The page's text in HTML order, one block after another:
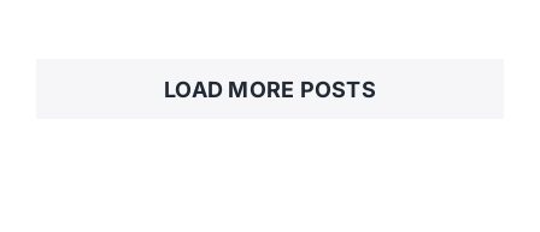
LOAD MORE POSTS